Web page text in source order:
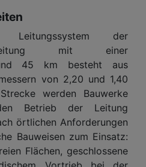
Leitungssystem der
mit einer
45 km besteht aus
von 2,20 und 1,40
werden Bauwerke
Betrieb der Leitung
örtlichen Anforderungen
Bauweisen zum Einsatz:
Flächen, geschlossene